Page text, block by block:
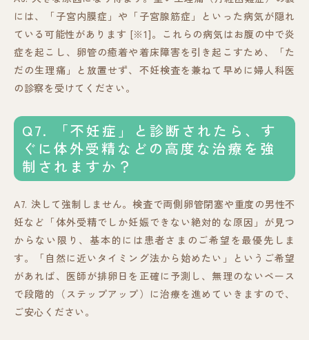
には、「子宮内膜症」や「子宮腺筋症」といった病気が隠れ
ている可能性があります [※1]。これらの病気はお腹の中で炎
症を起こし、卵管の癒着や着床障害を引き起こすため、「た
だの生理痛」と放置せず、不妊検査を兼ねて早めに婦人科医
の診察を受けてください。
Q7. 「不妊症」と診断されたら、す
ぐに体外受精などの高度な治療を強
制されますか？
A7. 決して強制しません。検査で両側卵管閉塞や重度の男性不
妊など「体外受精でしか妊娠できない絶対的な原因」が見つ
からない限り、基本的には患者さまのご希望を最優先しま
す。「自然に近いタイミング法から始めたい」というご希望
があれば、医師が排卵日を正確に予測し、無理のないペース
で段階的（ステップアップ）に治療を進めていきますので、
ご安心ください。